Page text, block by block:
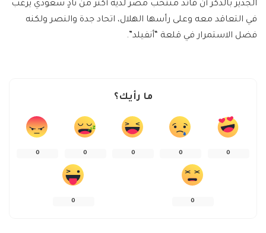
الجدير بالذكر أن قائد منتخب مصر لديه أكثر من نادٍ سعودي يرغب
في التعاقد معه وعلى رأسها الهلال، اتحاد جدة والنصر ولكنه
فضل الاستمرار في قلعة “أنفيلد”.
ما رأيك؟
0
0
0
0
0
0
0